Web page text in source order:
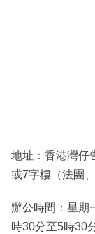
地址：香港灣仔
或7字樓（法團
辦公時間：星期
時30分至5時30